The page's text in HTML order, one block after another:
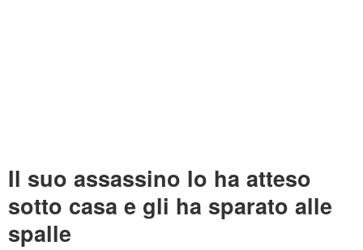
Il suo assassino lo ha atteso
sotto casa e gli ha sparato alle
spalle